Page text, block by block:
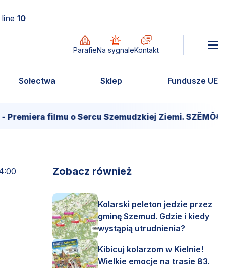
10
ParafieNa sygnaleKontakt
Sołectwa Sklep Fundusze UE
filmu o Sercu Szemudzkiej Ziemi. SZËMÔŁD –
Zobacz również
Kolarski peleton jedzie przez
gminę Szemud. Gdzie i kiedy
wystąpią utrudnienia?
Kibicuj kolarzom w Kielnie!
Wielkie emocje na trasie 83.